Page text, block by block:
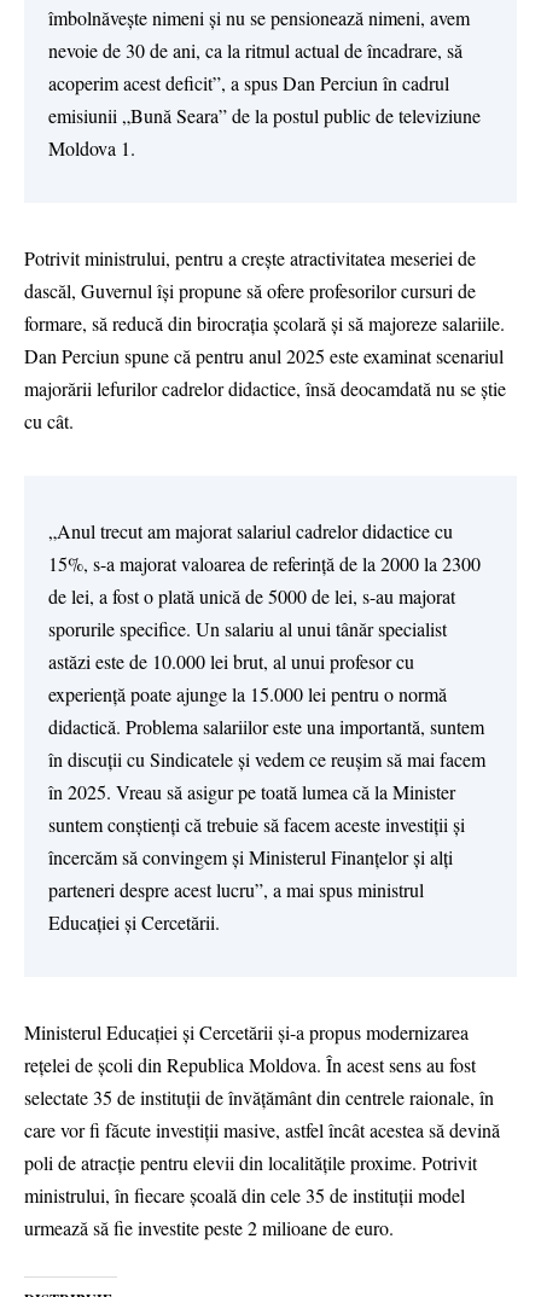
îmbolnăvește nimeni și nu se pensionează nimeni, avem
nevoie de 30 de ani, ca la ritmul actual de încadrare, să
acoperim acest deficit”, a spus Dan Perciun în cadrul
emisiunii „Bună Seara” de la postul public de televiziune
Moldova 1.
Potrivit ministrului, pentru a crește atractivitatea meseriei de
dascăl, Guvernul își propune să ofere profesorilor cursuri de
formare, să reducă din birocrația școlară și să majoreze salariile.
Dan Perciun spune că pentru anul 2025 este examinat scenariul
majorării lefurilor cadrelor didactice, însă deocamdată nu se știe
cu cât.
„Anul trecut am majorat salariul cadrelor didactice cu
15%, s-a majorat valoarea de referință de la 2000 la 2300
de lei, a fost o plată unică de 5000 de lei, s-au majorat
sporurile specifice. Un salariu al unui tânăr specialist
astăzi este de 10.000 lei brut, al unui profesor cu
experiență poate ajunge la 15.000 lei pentru o normă
didactică. Problema salariilor este una importantă, suntem
în discuții cu Sindicatele și vedem ce reușim să mai facem
în 2025. Vreau să asigur pe toată lumea că la Minister
suntem conștienți că trebuie să facem aceste investiții și
încercăm să convingem și Ministerul Finanțelor și alți
parteneri despre acest lucru”, a mai spus ministrul
Educației și Cercetării.
Ministerul Educației și Cercetării și-a propus modernizarea
rețelei de școli din Republica Moldova. În acest sens au fost
selectate 35 de instituții de învățământ din centrele raionale, în
care vor fi făcute investiții masive, astfel încât acestea să devină
poli de atracție pentru elevii din localitățile proxime. Potrivit
ministrului, în fiecare școală din cele 35 de instituții model
urmează să fie investite peste 2 milioane de euro.